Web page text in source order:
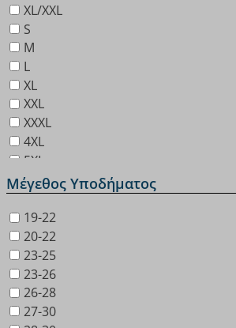
XL/XXL
S
M
L
XL
XXL
XXXL
4XL
5XL
6xl
1 (έως 1 έτους)
2 (1-2 ετών)
3 (2-3 ετών)
4 (3-4 ετών)
5 (4-5 ετών)
75B
75C
Μέγεθος Υποδήματος
19-22
20-22
23-25
23-26
26-28
27-30